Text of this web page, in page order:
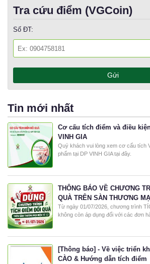
Tra cứu điểm (VGCoin)
Số ĐT:
Tin mới nhất
Cơ cấu tích điểm và điều
VINH GIA
Quý khách vui lòng xem cơ cấu tích
phẩm tại DP VINH GIA tại đây.
THÔNG BÁO VỀ CHƯƠNG
QUÀ TRÊN SÀN THƯƠNG
Từ ngày 01/07/2026, chương trình
không còn áp dụng đối với các đơn
[Thông báo] - Về việc triển
CÀO & Hướng dẫn tích điểm